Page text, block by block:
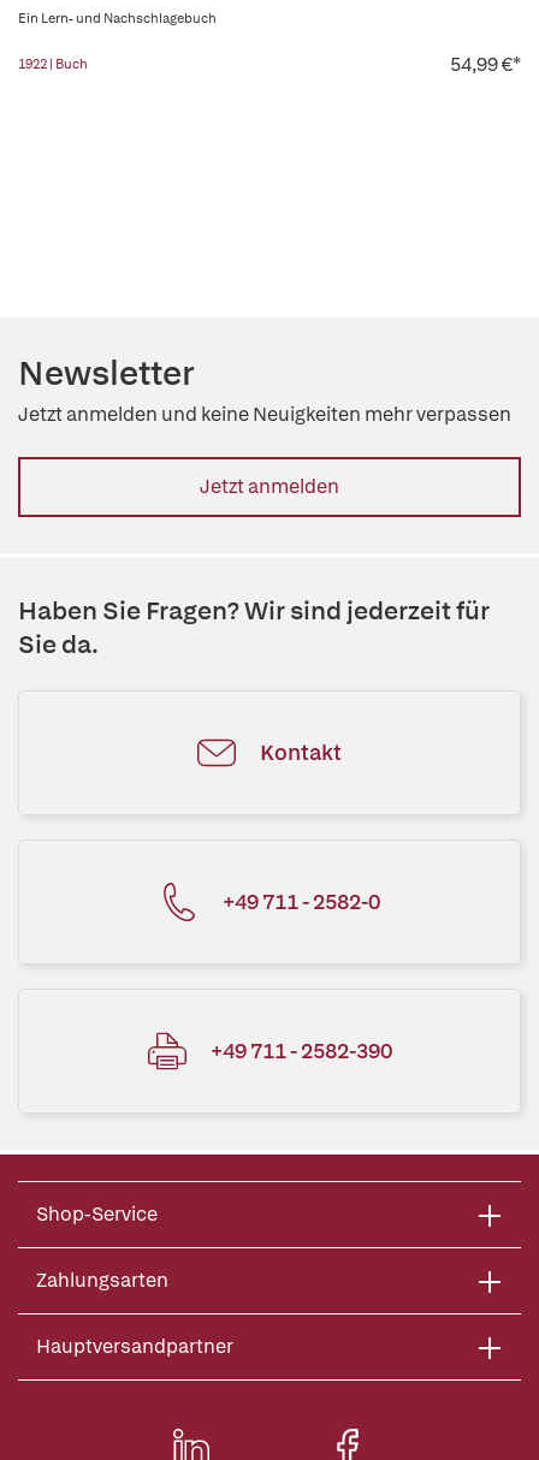
Ein Lern- und Nachschlagebuch
1922 | Buch 54,99 €*
Newsletter
Jetzt anmelden und keine Neuigkeiten mehr verpassen
Jetzt anmelden
Haben Sie Fragen? Wir sind jederzeit für
Sie da.
Kontakt
+49 711 - 2582-0
+49 711 - 2582-390
Shop-Service
Zahlungsarten
Hauptversandpartner